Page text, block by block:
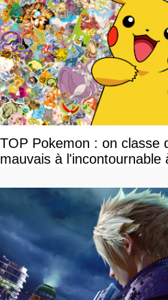
TOP Pokemon : on classe
mauvais à l'incontournable